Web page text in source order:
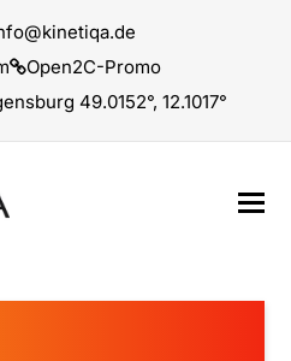
Open2C-Promo
49.0152°, 12.1017°